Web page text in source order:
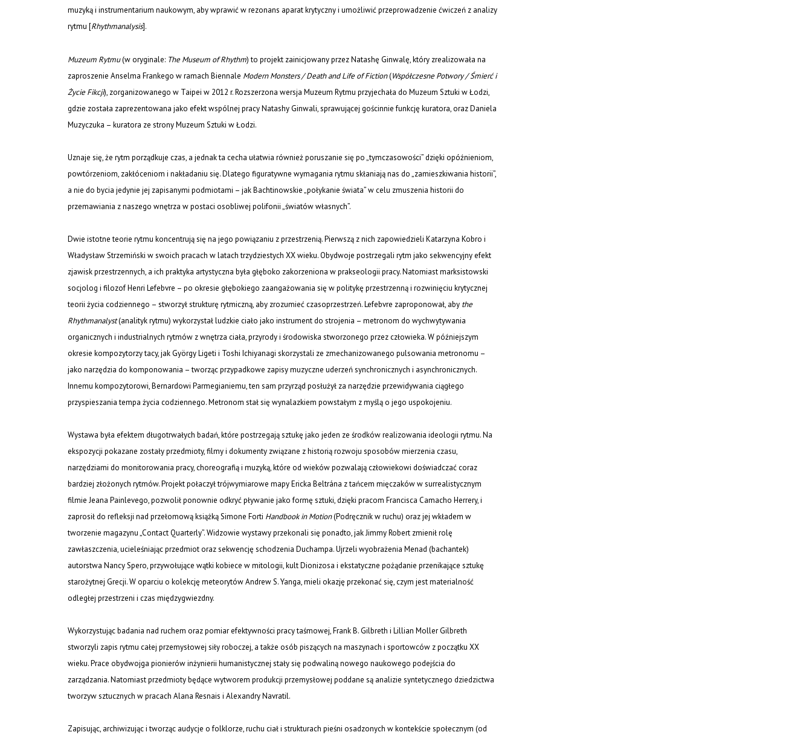
muzyką i instrumentarium naukowym, aby wprawić w rezonans aparat krytyczny i umożliwić przeprowadzenie ćwiczeń z analizy
rytmu [Rhythmanalysis].
Muzeum Rytmu(w oryginale: The Museum of Rhythm) to projekt zainicjowany przez Natashę Ginwalę, który zrealizowała na
zaproszenie Anselma Frankego w ramach Biennale Modern Monsters / Death and Life of Fiction(Współczesne Potwory / Śmierć i
Życie Fikcji), zorganizowanego w Taipei w 2012 r. Rozszerzona wersja Muzeum Rytmu przyjechała do Muzeum Sztuki w Łodzi,
gdzie została zaprezentowana jako efekt wspólnej pracy Natashy Ginwali, sprawującej gościnnie funkcję kuratora, oraz Daniela
Muzyczuka – kuratora ze strony Muzeum Sztuki w Łodzi.
Uznaje się, że rytm porządkuje czas, a jednak ta cecha ułatwia również poruszanie się po „tymczasowości” dzięki opóźnieniom,
powtórzeniom, zakłóceniom i nakładaniu się. Dlatego figuratywne wymagania rytmu skłaniają nas do „zamieszkiwania historii”,
a nie do bycia jedynie jej zapisanymi podmiotami – jak Bachtinowskie „połykanie świata” w celu zmuszenia historii do
przemawiania z naszego wnętrza w postaci osobliwej polifonii „światów własnych”.
Dwie istotne teorie rytmu koncentrują się na jego powiązaniu z przestrzenią. Pierwszą z nich zapowiedzieli Katarzyna Kobro i
Władysław Strzemiński w swoich pracach w latach trzydziestych XX wieku. Obydwoje postrzegali rytm jako sekwencyjny efekt
zjawisk przestrzennych, a ich praktyka artystyczna była głęboko zakorzeniona w prakseologii pracy. Natomiast marksistowski
socjolog i filozof Henri Lefebvre – po okresie głębokiego zaangażowania się w politykę przestrzenną i rozwinięciu krytycznej
teorii życia codziennego – stworzył strukturę rytmiczną, aby zrozumieć czasoprzestrzeń. Lefebvre zaproponował, aby the
Rhythmanalyst(analityk rytmu) wykorzystał ludzkie ciało jako instrument do strojenia – metronom do wychwytywania
organicznych i industrialnych rytmów z wnętrza ciała, przyrody i środowiska stworzonego przez człowieka. W późniejszym
okresie kompozytorzy tacy, jak György Ligeti i Toshi Ichiyanagi skorzystali ze zmechanizowanego pulsowania metronomu –
jako narzędzia do komponowania – tworząc przypadkowe zapisy muzyczne uderzeń synchronicznych i asynchronicznych.
Innemu kompozytorowi, Bernardowi Parmegianiemu, ten sam przyrząd posłużył za narzędzie przewidywania ciągłego
przyspieszania tempa życia codziennego. Metronom stał się wynalazkiem powstałym z myślą o jego uspokojeniu.
Wystawa była efektem długotrwałych badań, które postrzegają sztukę jako jeden ze środków realizowania ideologii rytmu. Na
ekspozycji pokazane zostały przedmioty, filmy i dokumenty związane z historią rozwoju sposobów mierzenia czasu,
narzędziami do monitorowania pracy, choreografią i muzyką, które od wieków pozwalają człowiekowi doświadczać coraz
bardziej złożonych rytmów. Projekt połaczył trójwymiarowe mapy Ericka Beltrána z tańcem mięczaków w surrealistycznym
filmie Jeana Painlevego, pozwolił ponownie odkryć pływanie jako formę sztuki, dzięki pracom Francisca Camacho Herrery, i
zaprosił do refleksji nad przełomową książką Simone Forti Handbook in Motion(Podręcznik w ruchu) oraz jej wkładem w
tworzenie magazynu „Contact Quarterly”. Widzowie wystawy przekonali się ponadto, jak Jimmy Robert zmienił rolę
zawłaszczenia, ucieleśniając przedmiot oraz sekwencję schodzenia Duchampa. Ujrzeli wyobrażenia Menad (bachantek)
autorstwa Nancy Spero, przywołujące wątki kobiece w mitologii, kult Dionizosa i ekstatyczne pożądanie przenikające sztukę
starożytnej Grecji. W oparciu o kolekcję meteorytów Andrew S. Yanga, mieli okazję przekonać się, czym jest materialność
odległej przestrzeni i czas międzygwiezdny.
Wykorzystując badania nad ruchem oraz pomiar efektywności pracy taśmowej, Frank B. Gilbreth i Lillian Moller Gilbreth
stworzyli zapis rytmu całej przemysłowej siły roboczej, a także osób piszących na maszynach i sportowców z początku XX
wieku. Prace obydwojga pionierów inżynierii humanistycznej stały się podwaliną nowego naukowego podejścia do
zarządzania. Natomiast przedmioty będące wytworem produkcji przemysłowej poddane są analizie syntetycznego dziedzictwa
tworzyw sztucznych w pracach Alana Resnais i Alexandry Navratil.
Zapisując, archiwizując i tworząc audycje o folklorze, ruchu ciał i strukturach pieśni osadzonych w kontekście społecznym (od